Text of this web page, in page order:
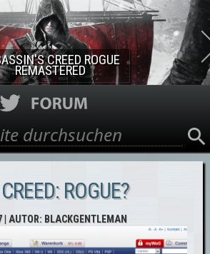
zum Inhalt
CREED ROGUE
REMASTERED
ROGUE?
| AUTOR: BLACKGENTLEMAN